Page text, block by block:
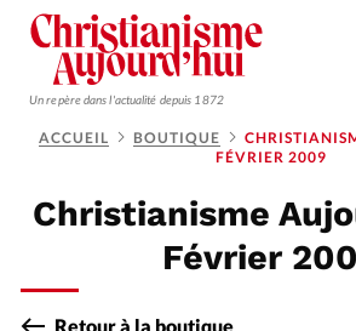
Un repère dans l'actualité depuis 1872
S'ABONNER
Monde
ACCUEIL BOUTIQUE
FÉVRIER 2009
Christianisme
Février
Retour à la boutique